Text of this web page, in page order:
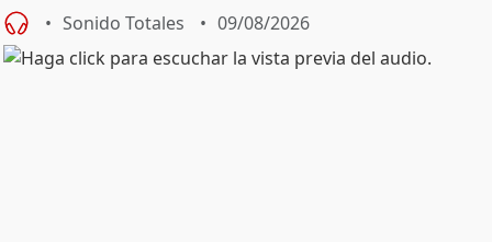
Sonido Totales 09/08/2026